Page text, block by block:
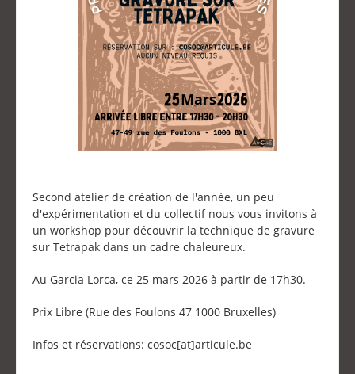
Second atelier de création de l'année, un peu
d'expérimentation et du collectif nous vous invitons à
un workshop pour découvrir la technique de gravure
sur Tetrapak dans un cadre chaleureux.
Au Garcia Lorca, ce 25 mars 2026 à partir de 17h30.
Prix Libre (Rue des Foulons 47 1000 Bruxelles)
Infos et réservations: cosoc[at]articule.be